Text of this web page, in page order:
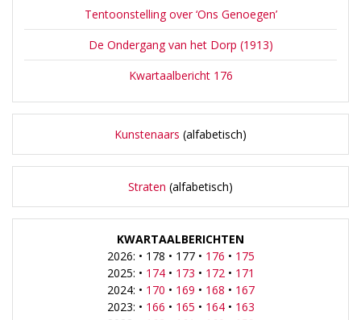
Tentoonstelling over ‘Ons Genoegen’
De Ondergang van het Dorp (1913)
Kwartaalbericht 176
Kunstenaars (alfabetisch)
Straten (alfabetisch)
KWARTAALBERICHTEN
2026: • 178 • 177 • 176 • 175
2025: • 174• 173 • 172• 171
2024: • 170 • 169 • 168 • 167
2023: • 166 • 165 • 164• 163